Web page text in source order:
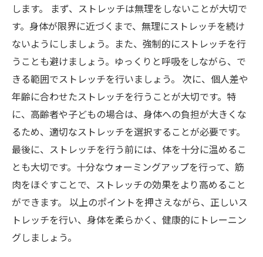
します。 まず、ストレッチは無理をしないことが大切で
す。身体が限界に近づくまで、無理にストレッチを続け
ないようにしましょう。また、強制的にストレッチを行
うことも避けましょう。ゆっくりと呼吸をしながら、で
きる範囲でストレッチを行いましょう。 次に、個人差や
年齢に合わせたストレッチを行うことが大切です。特
に、高齢者や子どもの場合は、身体への負担が大きくな
るため、適切なストレッチを選択することが必要です。
最後に、ストレッチを行う前には、体を十分に温めるこ
とも大切です。十分なウォーミングアップを行って、筋
肉をほぐすことで、ストレッチの効果をより高めること
ができます。 以上のポイントを押さえながら、正しいス
トレッチを行い、身体を柔らかく、健康的にトレーニン
グしましょう。